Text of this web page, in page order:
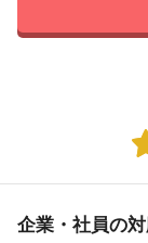
企業・社員の